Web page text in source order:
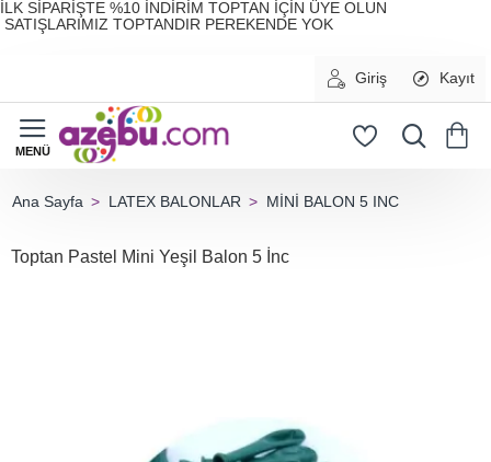
İLK SİPARİŞTE %10 İNDİRİM TOPTAN İÇİN ÜYE OLUN
SATIŞLARIMIZ TOPTANDIR PEREKENDE YOK
Giriş Kayıt
LATEX BALONLAR MİNİ BALON 5 INC
Toptan Pastel Mini Yeşil Balon 5 İnc